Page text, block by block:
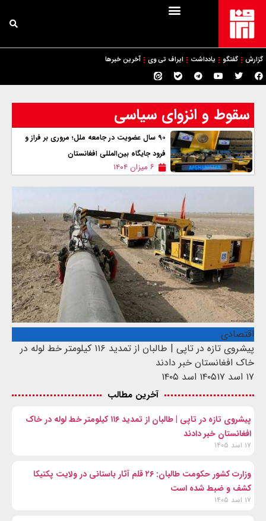
گزارش گفتگو یادداشت ایراف تی وی آخرین خبرها
سقوط و انزوای سیاسی
۹۰ سال عضويت در جامعه ملل؛ مروری بر فراز و
فرود جایگاه بین‌المللی افغانستان
۶ میزان ۱۴۰۴
اقتصادی
پیشروی تازه در تاپی | طالبان از تمدید ۱۱۶ کیلومتر خط لوله در
خاک افغانستان خبر دادند
۱۷ اسد ۱۴۰۵
۱۷ اسد ۱۴۰۵
آخرین مطالب
پیشروی تازه در تاپی | طالبان از تمدید ۱۱۶ کیلومتر خط لوله در خاک
افغانستان خبر دادند
۱۷ اسد ۱۴۰۵
وزارت کشور حکومت طالبان: ۲۶ قلم آثار باستانی در ولایت پکتیکا
کشف و ضبط شده است
۱۷ اسد ۱۴۰۵